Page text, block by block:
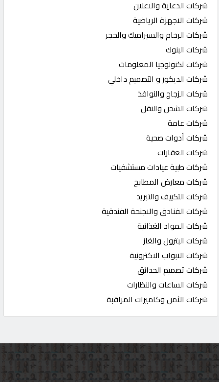
شركات الدعاية والاعلان
شركات الاجهزة الرياضية
شركات الرخام والسيراميك والحجر
شركات البنوك
شركات تكنولوجيا المعلومات
شركات الديكور و التصميم داخلي
شركات الزجاج والنوافذ
شركات الشحن والنقل
شركات عامة
شركات أدوات صحية
شركات العقارات
شركات طبية عيادات مستشفيات
شركات معارض المطابخ
شركات التكييف والتبريد
شركات الفنادق والاجنحة الفندقية
شركات المواد الغذائية
شركات البترول والغاز
شركات الابواب الاكترونية
شركات تصميم الحدائق
شركات الساعات والنظارات
شركات الأمن وكاميرات المراقبة